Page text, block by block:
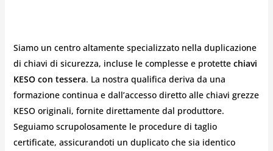
Siamo un centro altamente specializzato nella duplicazione
di chiavi di sicurezza, incluse le complesse e protette chiavi
KESO con tessera. La nostra qualifica deriva da una
formazione continua e dall’accesso diretto alle chiavi grezze
KESO originali, fornite direttamente dal produttore.
Seguiamo scrupolosamente le procedure di taglio
certificate, assicurandoti un duplicato che sia identico